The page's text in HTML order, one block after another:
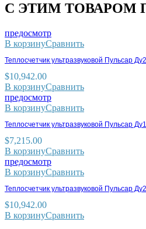
С ЭТИМ ТОВАРОМ
предосмотр
В корзинуСравнить
Теплосчетчик ультразвуковой Пульсар
$10,942.00
В корзинуСравнить
предосмотр
В корзинуСравнить
Теплосчетчик ультразвуковой Пульсар
$7,215.00
В корзинуСравнить
предосмотр
В корзинуСравнить
Теплосчетчик ультразвуковой Пульсар
$10,942.00
В корзинуСравнить